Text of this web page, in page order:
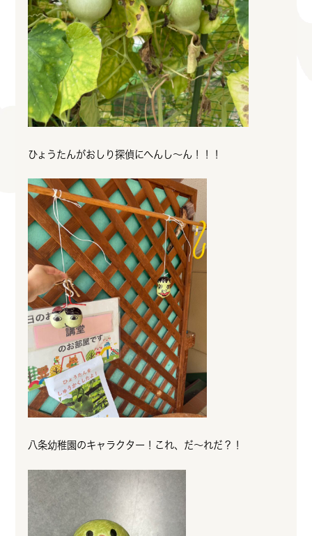
ひょうたんがおしり探偵にへんし～ん！！！
八条幼稚園のキャラクター！これ、だ～れだ？！